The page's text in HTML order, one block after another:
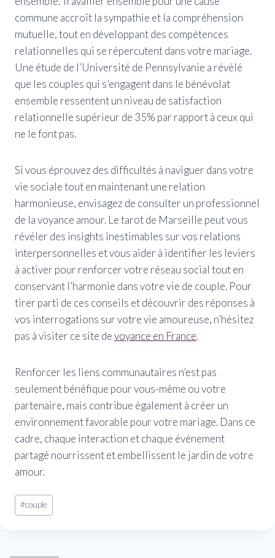
commune accroît la sympathie et la compréhension
mutuelle, tout en développant des compétences
relationnelles qui se répercutent dans votre mariage.
Une étude de l’Université de Pennsylvanie a révélé
que les couples qui s’engagent dans le bénévolat
ensemble ressentent un niveau de satisfaction
relationnelle supérieur de 35% par rapport à ceux qui
ne le font pas.
Si vous éprouvez des difficultés à naviguer dans votre
vie sociale tout en maintenant une relation
harmonieuse, envisagez de consulter un professionnel
de la voyance amour. Le tarot de Marseille peut vous
révéler des insights inestimables sur vos relations
interpersonnelles et vous aider à identifier les leviers
à activer pour renforcer votre réseau social tout en
conservant l’harmonie dans votre vie de couple. Pour
tirer parti de ces conseils et découvrir des réponses à
vos interrogations sur votre vie amoureuse, n’hésitez
pas à visiter ce site devoyance en France.
Renforcer les liens communautaires n’est pas
seulement bénéfique pour vous-même ou votre
partenaire, mais contribue également à créer un
environnement favorable pour votre mariage. Dans ce
cadre, chaque interaction et chaque événement
partagé nourrissent et embellissent le jardin de votre
amour.
Étiquettes
de
#couple